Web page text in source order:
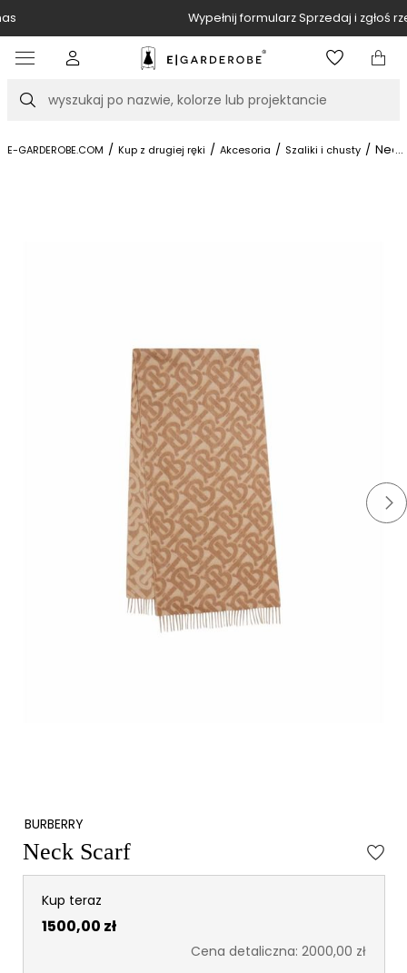
Wypełnij formularz Sprzedaj i zgłoś rzeczy
Szukaj
E-GARDEROBE.COM / Kup z drugiej ręki / Akcesoria / Szaliki i chusty / ...
BURBERRY
Neck Scarf
Kup teraz
1500,00 zł
Cena detaliczna: 2000,00 zł